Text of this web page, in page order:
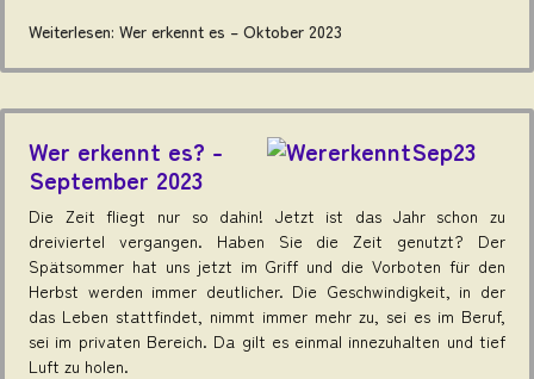
Weiterlesen: Wer erkennt es – Oktober 2023
Wer erkennt es? -
September 2023
Die Zeit fliegt nur so dahin! Jetzt ist das Jahr schon zu
dreiviertel vergangen. Haben Sie die Zeit genutzt? Der
Spätsommer hat uns jetzt im Griff und die Vorboten für den
Herbst werden immer deutlicher. Die Geschwindigkeit, in der
das Leben stattfindet, nimmt immer mehr zu, sei es im Beruf,
sei im privaten Bereich. Da gilt es einmal innezuhalten und tief
Luft zu holen.